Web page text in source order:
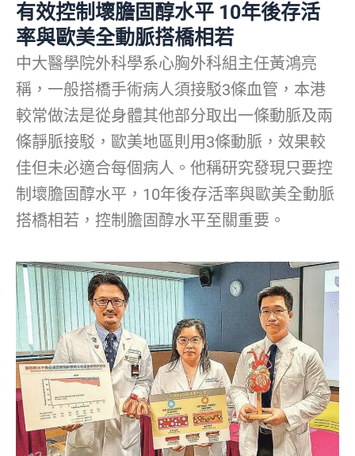
有效控制壞膽固醇水平 10年後存活
率與歐美全動脈搭橋相若
中大醫學院外科學系心胸外科組主任黃鴻亮
稱，一般搭橋手術病人須接駁3條血管，本港
較常做法是從身體其他部分取出一條動脈及兩
條靜脈接駁，歐美地區則用3條動脈，效果較
佳但未必適合每個病人。他稱研究發現只要控
制壞膽固醇水平，10年後存活率與歐美全動脈
搭橋相若，控制膽固醇水平至關重要。